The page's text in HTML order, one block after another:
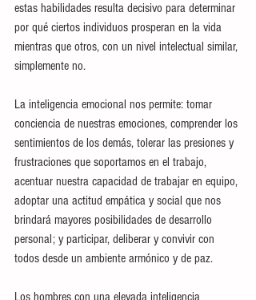
estas habilidades resulta decisivo para determinar
por qué ciertos individuos prosperan en la vida
mientras que otros, con un nivel intelectual similar,
simplemente no.
La inteligencia emocional nos permite: tomar
conciencia de nuestras emociones, comprender los
sentimientos de los demás, tolerar las presiones y
frustraciones que soportamos en el trabajo,
acentuar nuestra capacidad de trabajar en equipo,
adoptar una actitud empática y social que nos
brindará mayores posibilidades de desarrollo
personal; y participar, deliberar y convivir con
todos desde un ambiente armónico y de paz.
Los hombres con una elevada inteligencia